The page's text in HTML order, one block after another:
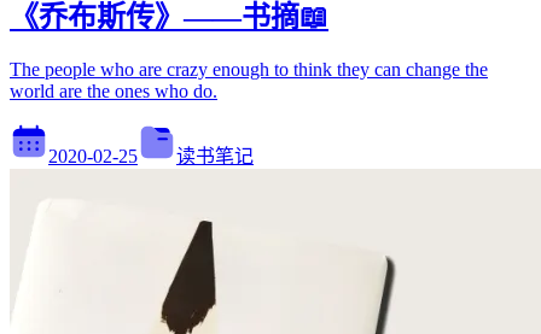
《乔布斯传》——书摘📖
The people who are crazy enough to think they can change the
world are the ones who do.
2020-02-25 读书笔记